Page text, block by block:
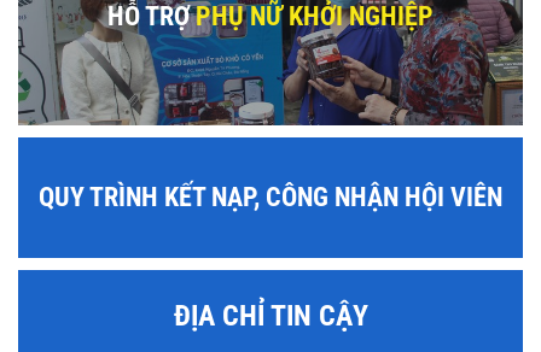
HỖ TRỢPHỤ NỮ KHỞI NGHIỆP
QUY TRÌNH KẾT NẠP, CÔNG NHẬN HỘI VIÊN
ĐỊA CHỈ TIN CẬY